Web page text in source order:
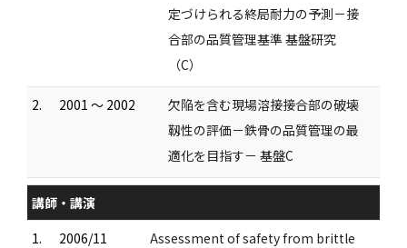
定づけられる終局耐力の予測－接
合部の品質管理基準 基盤研究
（C）
2. 2001 ～ 2002
欠陥を含む現場溶接接合部の破壊
靱性の評価－鉄骨の品質管理の最
適化を目指す－ 基盤C
講師・講演
1.
2006/11
Assessment of safety from brittle